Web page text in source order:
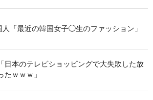
人「最近の韓国女子◯生のファッション」
日本のテレビショッピングで大失敗した放
たｗｗｗ」